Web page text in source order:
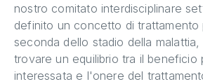
nostro comitato interdisciplinare
definito un concetto di trattamento
seconda dello stadio della
trovare un equilibrio tra il beneficio
interessata e l'onere del